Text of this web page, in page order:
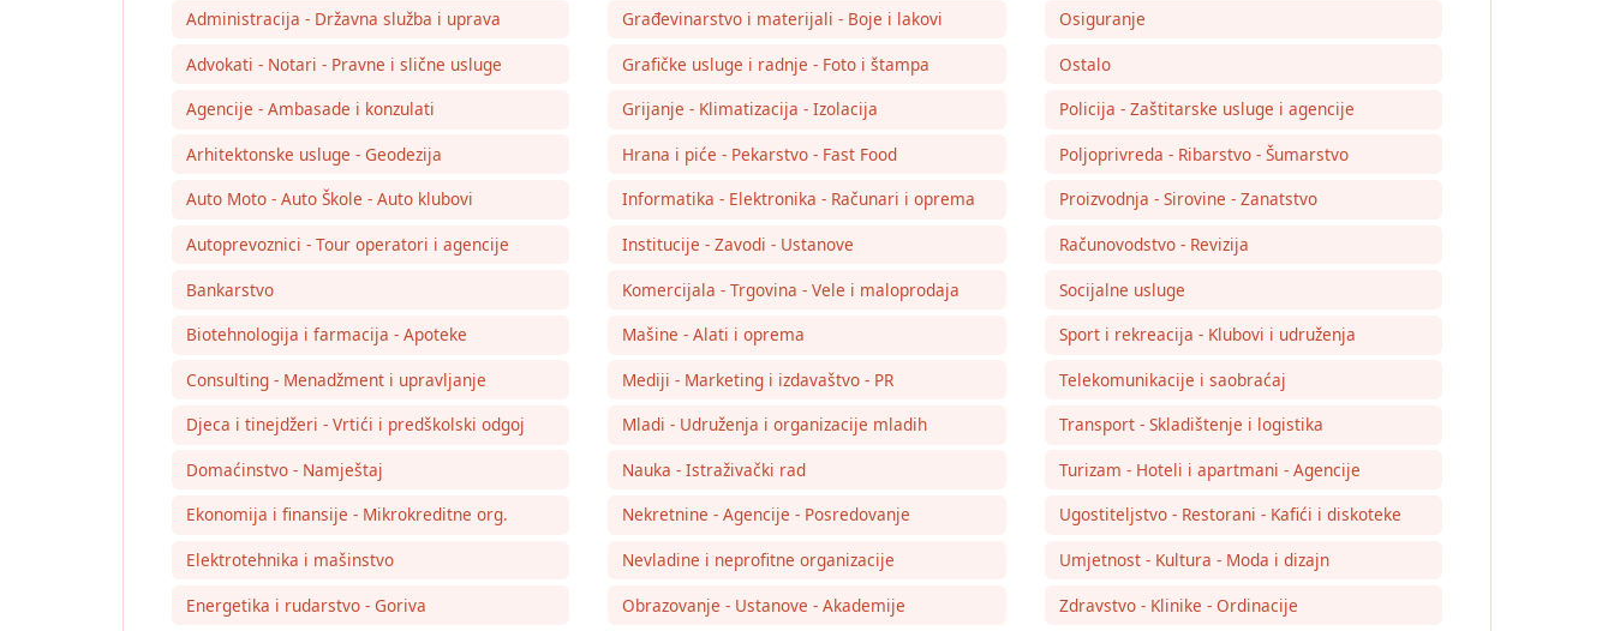
Administracija - Državna služba i uprava
Advokati - Notari - Pravne i slične usluge
Agencije - Ambasade i konzulati
Arhitektonske usluge - Geodezija
Auto Moto - Auto Škole - Auto klubovi
Autoprevoznici - Tour operatori i agencije
Bankarstvo
Biotehnologija i farmacija - Apoteke
Consulting - Menadžment i upravljanje
Djeca i tinejdžeri - Vrtići i predškolski odgoj
Domaćinstvo - Namještaj
Ekonomija i finansije - Mikrokreditne org.
Elektrotehnika i mašinstvo
Energetika i rudarstvo - Goriva
Građevinarstvo i materijali - Boje i lakovi
Grafičke usluge i radnje - Foto i štampa
Grijanje - Klimatizacija - Izolacija
Hrana i piće - Pekarstvo - Fast Food
Informatika - Elektronika - Računari i oprema
Institucije - Zavodi - Ustanove
Komercijala - Trgovina - Vele i maloprodaja
Mašine - Alati i oprema
Mediji - Marketing i izdavaštvo - PR
Mladi - Udruženja i organizacije mladih
Nauka - Istraživački rad
Nekretnine - Agencije - Posredovanje
Nevladine i neprofitne organizacije
Obrazovanje - Ustanove - Akademije
Osiguranje
Ostalo
Policija - Zaštitarske usluge i agencije
Poljoprivreda - Ribarstvo - Šumarstvo
Proizvodnja - Sirovine - Zanatstvo
Računovodstvo - Revizija
Socijalne usluge
Sport i rekreacija - Klubovi i udruženja
Telekomunikacije i saobraćaj
Transport - Skladištenje i logistika
Turizam - Hoteli i apartmani - Agencije
Ugostiteljstvo - Restorani - Kafići i diskoteke
Umjetnost - Kultura - Moda i dizajn
Zdravstvo - Klinike - Ordinacije